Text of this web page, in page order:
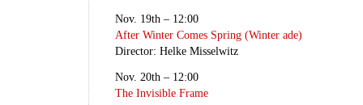
Nov. 19th – 12:00
After Winter Comes Spring (Winter ade)
Director: Helke Misselwitz
Nov. 20th – 12:00
The Invisible Frame